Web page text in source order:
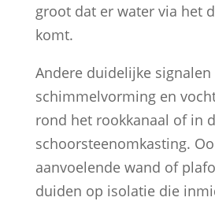
groot dat er water via het
komt.
Andere duidelijke signalen
schimmelvorming en
rond het rookkanaal of in
schoorsteenomkasting.
aanvoelende wand of
duiden op isolatie die